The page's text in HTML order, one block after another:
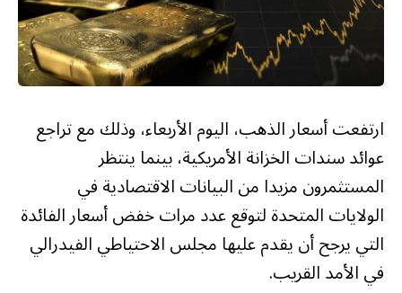
ارتفعت أسعار الذهب، اليوم الأربعاء، وذلك مع تراجع
عوائد سندات الخزانة الأمريكية، بينما ينتظر
المستثمرون مزيدا من البيانات الاقتصادية في
الولايات المتحدة لتوقع عدد مرات خفض أسعار الفائدة
التي يرجح أن يقدم عليها مجلس الاحتياطي الفيدرالي
في الأمد القريب.